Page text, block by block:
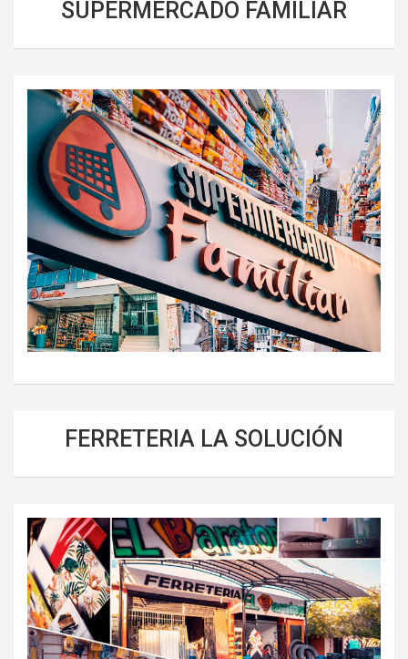
SUPERMERCADO FAMILIAR
FERRETERIA LA SOLUCIÓN